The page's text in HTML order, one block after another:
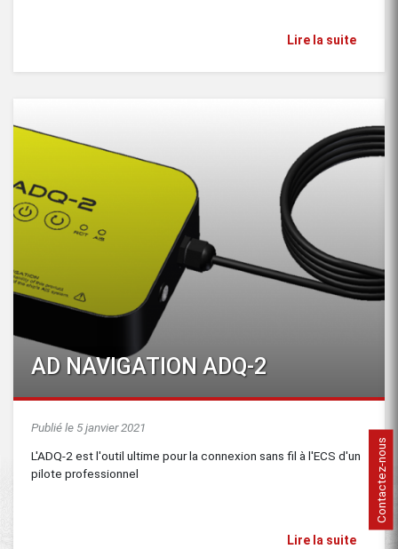
Lire la suite
AD NAVIGATION ADQ-2
Publié le 5 janvier 2021
L'ADQ-2 est l'outil ultime pour la connexion sans fil à l'ECS d'un
pilote professionnel
Lire la suite
Contactez-nous